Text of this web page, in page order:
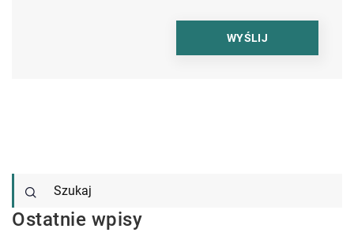
Ostatnie wpisy